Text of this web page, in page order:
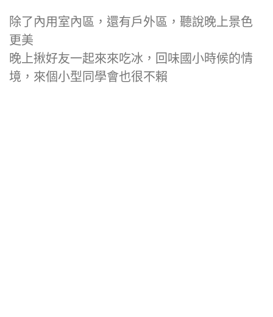
除了內用室內區，還有戶外區，聽說晚上景色
更美
晚上揪好友一起來來吃冰，回味國小時候的情
境，來個小型同學會也很不賴